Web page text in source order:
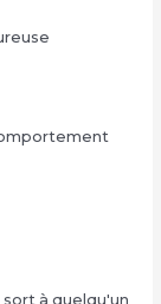
à quelqu'un